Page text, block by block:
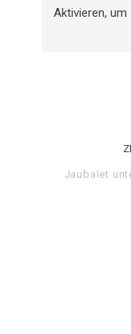
Aktivieren, um
Jaubalet